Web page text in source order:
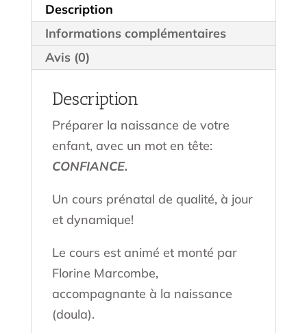
Description
Informations complémentaires
Avis (0)
Description
Préparer la naissance de votre
enfant, avec un mot en tête:
CONFIANCE.
Un cours prénatal de qualité, à jour
et dynamique!
Le cours est animé et monté par
Florine Marcombe,
accompagnante à la naissance
(doula).